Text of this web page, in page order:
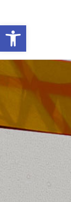
Abrir barra de herramientas